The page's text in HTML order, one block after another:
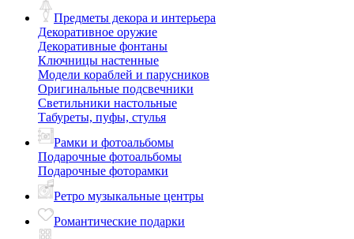
Предметы декора и интерьера
Декоративное оружие
Декоративные фонтаны
Ключницы настенные
Модели кораблей и парусников
Оригинальные подсвечники
Светильники настольные
Табуреты, пуфы, стулья
Рамки и фотоальбомы
Подарочные фотоальбомы
Подарочные фоторамки
Ретро музыкальные центры
Романтические подарки